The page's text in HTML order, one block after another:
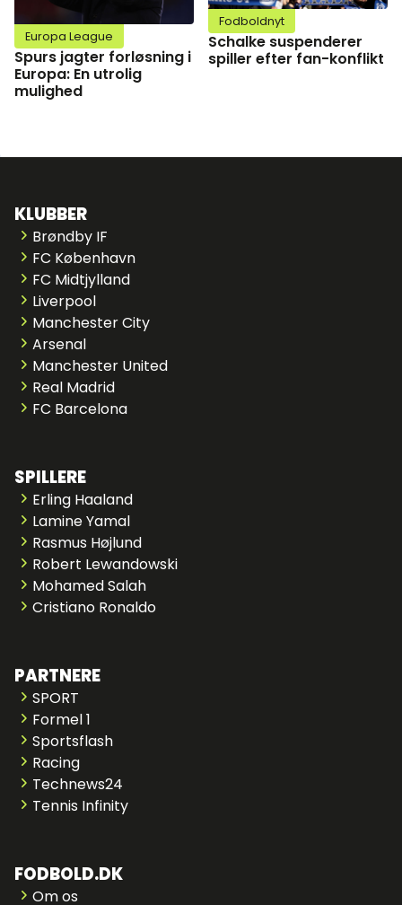
Europa League
Spurs jagter forløsning i
Europa: En utrolig
mulighed
Fodboldnyt
Schalke suspenderer
spiller efter fan-konflikt
KLUBBER
Brøndby IF
FC København
FC Midtjylland
Liverpool
Manchester City
Arsenal
Manchester United
Real Madrid
FC Barcelona
SPILLERE
Erling Haaland
Lamine Yamal
Rasmus Højlund
Robert Lewandowski
Mohamed Salah
Cristiano Ronaldo
PARTNERE
SPORT
Formel 1
Sportsflash
Racing
Technews24
Tennis Infinity
FODBOLD.DK
Om os